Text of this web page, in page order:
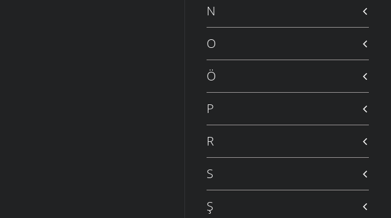
N
O
Ö
P
R
S
Ş